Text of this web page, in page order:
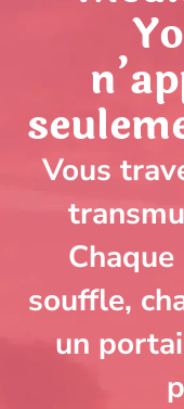
Vous
souffle,
un